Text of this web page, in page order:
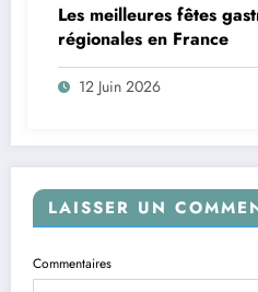
Les meilleures fêtes
régionales en France
12 Juin 2026
LAISSER UN
Commentaires